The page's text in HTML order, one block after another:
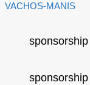
VACHOS-MANIS
sponsorship
sponsorship